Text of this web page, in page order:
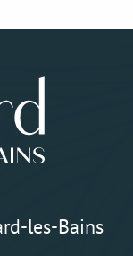
les-Bains